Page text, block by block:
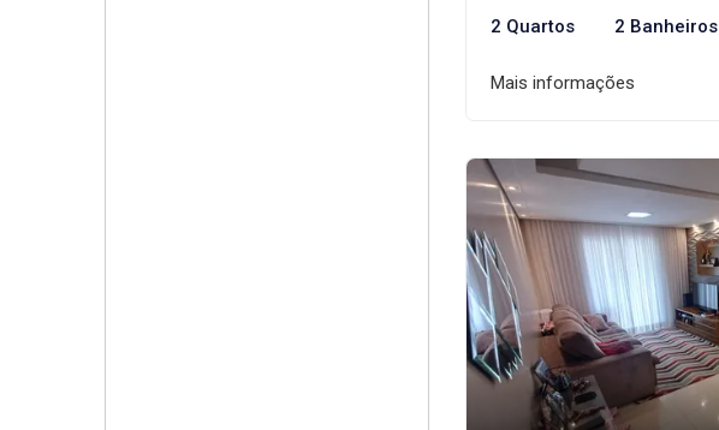
2 Quartos 2 Banheiros
Mais informações